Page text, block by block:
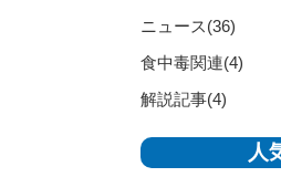
ニュース(36)
食中毒関連(4)
解説記事(4)
人